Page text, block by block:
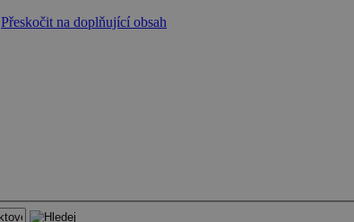
Přeskočit na doplňující obsah